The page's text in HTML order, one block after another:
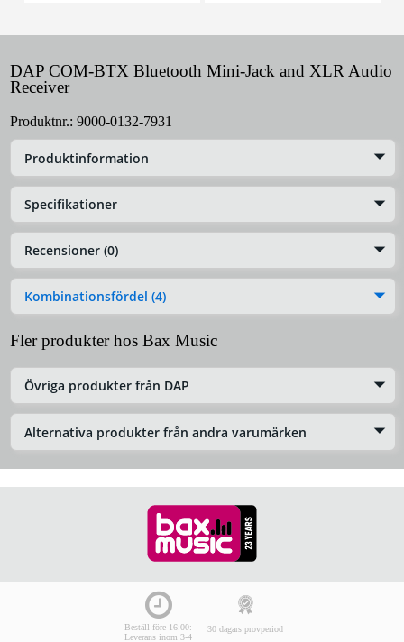
DAP COM-BTX Bluetooth Mini-Jack and XLR Audio
Receiver
Produktnr.: 9000-0132-7931
Produktinformation
Specifikationer
Recensioner (0)
Kombinationsfördel (4)
Fler produkter hos Bax Music
Övriga produkter från DAP
Alternativa produkter från andra varumärken
Beställ före 16:00:
Leverans inom 3-4
30 dagars provperiod